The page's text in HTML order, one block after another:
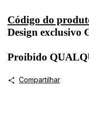
Código do
Design exclusivo
Proibido
Compartilhar